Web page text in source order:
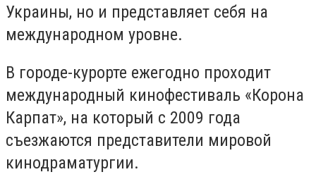
Украины, но и представляет себя на
международном уровне.
В городе-курорте ежегодно проходит
международный кинофестиваль «Корона
Карпат», на который с 2009 года
съезжаются представители мировой
кинодраматургии.